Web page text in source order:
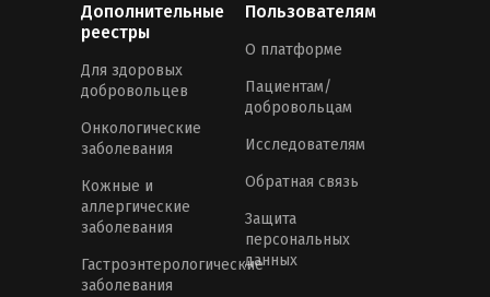
Дополнительные
реестры
Для здоровых
добровольцев
Онкологические
заболевания
Кожные и
аллергические
заболевания
Гастроэнтерологические
заболевания
Пользователям
О платформе
Пациентам/
добровольцам
Исследователям
Обратная связь
Защита
персональных
данных